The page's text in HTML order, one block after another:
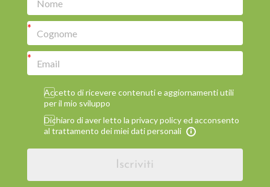
Accetto di ricevere contenuti e aggiornamenti utili
per il mio sviluppo
Dichiaro di aver letto la privacy policy ed acconsento
al trattamento dei miei dati personali
Iscriviti